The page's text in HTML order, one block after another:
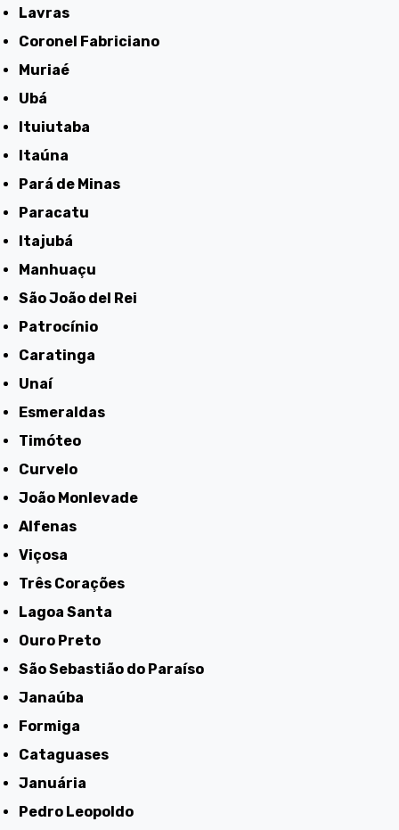
Lavras
Coronel Fabriciano
Muriaé
Ubá
Ituiutaba
Itaúna
Pará de Minas
Paracatu
Itajubá
Manhuaçu
São João del Rei
Patrocínio
Caratinga
Unaí
Esmeraldas
Timóteo
Curvelo
João Monlevade
Alfenas
Viçosa
Três Corações
Lagoa Santa
Ouro Preto
São Sebastião do Paraíso
Janaúba
Formiga
Cataguases
Januária
Pedro Leopoldo